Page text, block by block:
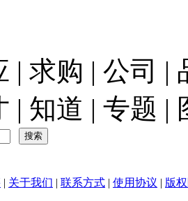
| 求购 | 公司 |
| 知道 | 专题 |
| 关于我们 | 联系方式 | 使用协议 | 版